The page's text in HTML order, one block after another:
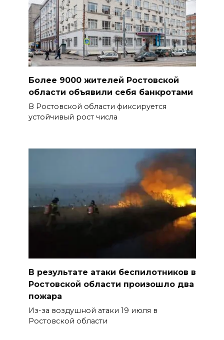
Более 9000 жителей Ростовской
области объявили себя банкротами
В Ростовской области фиксируется
устойчивый рост числа
В результате атаки беспилотников в
Ростовской области произошло два
пожара
Из-за воздушной атаки 19 июля в
Ростовской области